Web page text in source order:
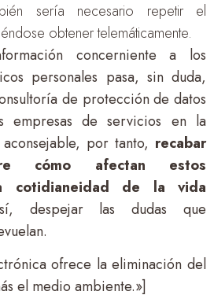
sería necesario repetir el
obtener telemáticamente.
concerniente a los
personales pasa, sin duda,
de protección de datos
empresas de servicios en la
por tanto, recabar
cómo afectan estos
cotidianeidad de la vida
despejar las dudas que
ofrece la eliminación del
el medio ambiente.»]